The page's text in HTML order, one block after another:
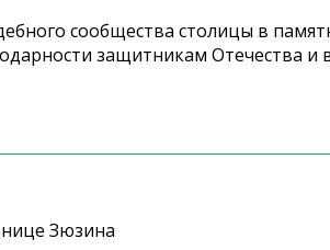
сообщества столицы в
защитникам Отечества и
Зюзина